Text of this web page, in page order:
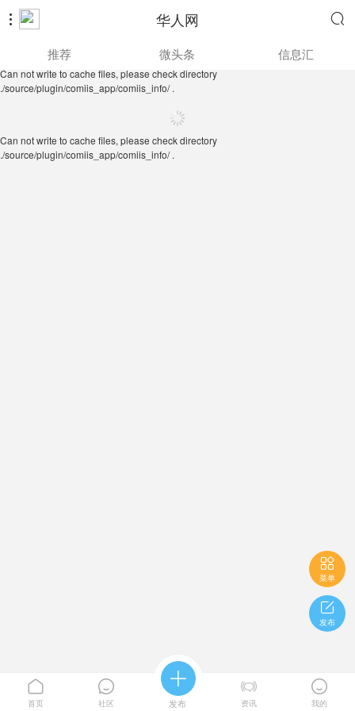
 华人网 
./source/plugin/comiis_app/comiis_info/ .
推荐 微头条 信息汇
Can not write to cache files, please check directory
./source/plugin/comiis_app/comiis_info/ .

菜单

发布

首页

社区

发布

资讯

我的
Can not write to cache files, please check directory
./source/plugin/comiis_app/comiis_info/ .